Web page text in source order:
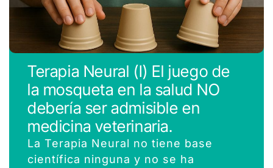
Terapia Neural (I) El juego de
la mosqueta en la salud NO
debería ser admisible en
medicina veterinaria.
La Terapia Neural no tiene base
científica ninguna y no se ha